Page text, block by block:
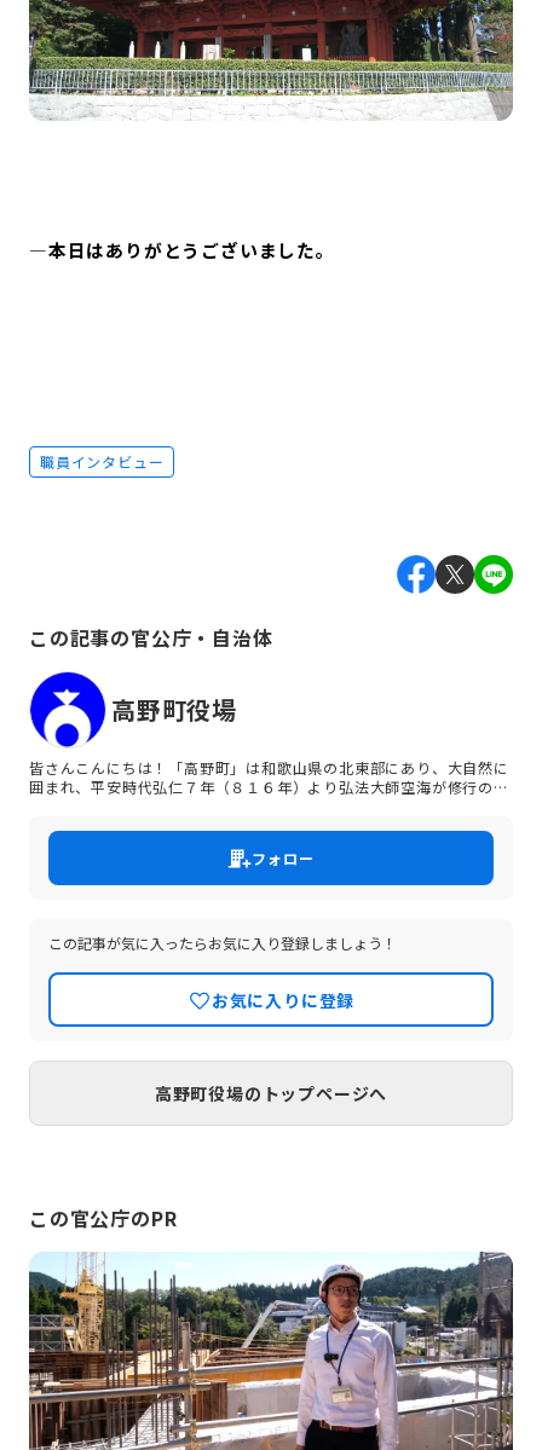
—本日はありがとうございました。
職員インタビュー
この記事の官公庁・自治体
高野町役場
皆さんこんにちは！「高野町」は和歌山県の北東部にあり、大自然に
囲まれ、平安時代弘仁７年（８１６年）より弘法大師空海が修行の場
霊場と参詣道」として世界遺産に登録されました。また、2016年に
は女人道・黒河道・京大坂道不動坂が世界遺産に追加登録され、日本
のみならず世界中からの多くの信者さま、参拝者さま、観光客が訪れ
して本町を想い、集うことのできる“ふるさと”であり続けられる「誰
フォロー
この記事が気に入ったらお気に入り登録しましょう！
お気に入りに登録
高野町役場のトップページへ
この官公庁のPR